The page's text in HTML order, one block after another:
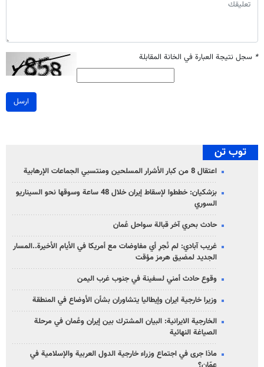
* سجل نتيجة العبارة في الخانة المقابلة
ارسل
توب تن
اعتقال 8 من كبار الأشرار المسلحين ومنتسبي الجماعات الإرهابية
بزشكيان: خططوا لإسقاط إيران خلال 48 ساعة وسوقها نحو السيناريو
السوري
حادث بحري آخر قبالة سواحل عُمان
غريب آبادي: لم نُجرِ أي مفاوضات مع أمريكا في الأيام الأخيرة..المسار
الجديد لمضيق هرمز مؤقت
وقوع حادث أمني لسفينة في جنوب غرب اليمن
وزيرا خارجية ايران وإيطاليا يتشاوران بشأن الأوضاع في المنطقة
الخارجية الايرانية: البيان المشترك بين إيران وعُمان في مرحلة
الصياغة النهائية
ماذا جرى في اجتماع وزراء خارجية الدول العربية والإسلامية في